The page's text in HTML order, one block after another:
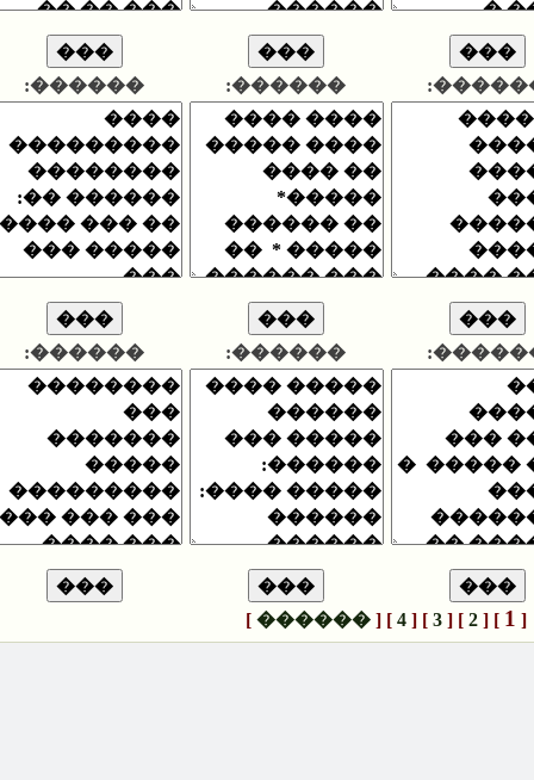
������:
������:
������:
������:
3
]
[
4
]
[
������
]